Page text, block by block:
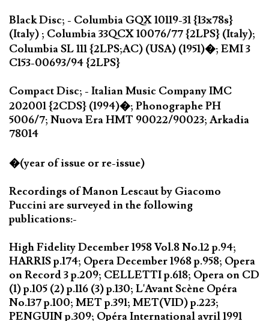
Black Disc; - Columbia GQX 10119-31 {13x78s}
(Italy) ; Columbia 33QCX 10076/77 {2LPS} (Italy);
Columbia SL 111 {2LPS;AC) (USA) (1951)�; EMI 3
C153-00693/94 {2LPS}
Compact Disc; - Italian Music Company IMC
202001 {2CDS} (1994)�; Phonographe PH
5006/7; Nuova Era HMT 90022/90023; Arkadia
78014
�(year of issue or re-issue)
Recordings of Manon Lescaut by Giacomo
Puccini are surveyed in the following
publications:-
High Fidelity December 1958 Vol.8 No.12 p.94;
HARRIS p.174; Opera December 1968 p.958; Opera
on Record 3 p.209; CELLETTI p.618; Opera on CD
(1) p.105 (2) p.116 (3) p.130; L'Avant Scène Opéra
No.137 p.100; MET p.391; MET(VID) p.223;
PENGUIN p.309; Opéra International avril 1991